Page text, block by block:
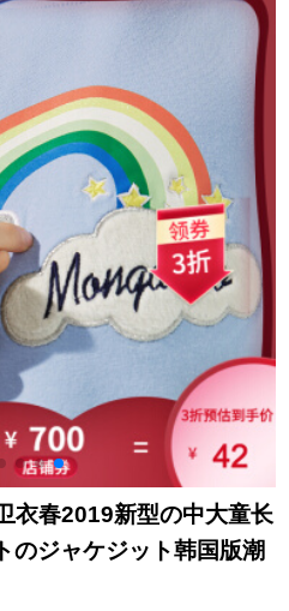
衣春2019新型の中大童长
のジャケジット韩国版潮